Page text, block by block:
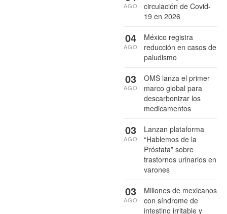
circulación de Covid-
19 en 2026
AGO
México registra
reducción en casos de
paludismo
04
AGO
OMS lanza el primer
marco global para
descarbonizar los
medicamentos
03
AGO
Lanzan plataforma
“Hablemos de la
Próstata” sobre
trastornos urinarios en
varones
03
AGO
Millones de mexicanos
con síndrome de
intestino irritable y
03
AGO